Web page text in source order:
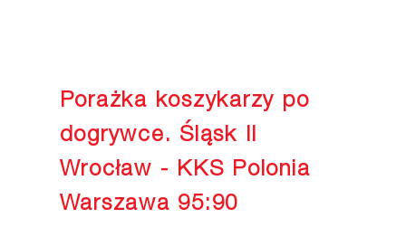
Porażka koszykarzy po
dogrywce. Śląsk II
Wrocław - KKS Polonia
Warszawa 95:90